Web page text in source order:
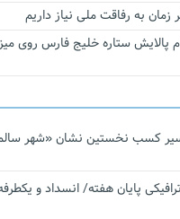
به رفاقت ملی نیاز داریم
سهام پالایش ستاره خلیج فارس روی
کسب نخستین نشان «شهر
پایان هفته/ انسداد و